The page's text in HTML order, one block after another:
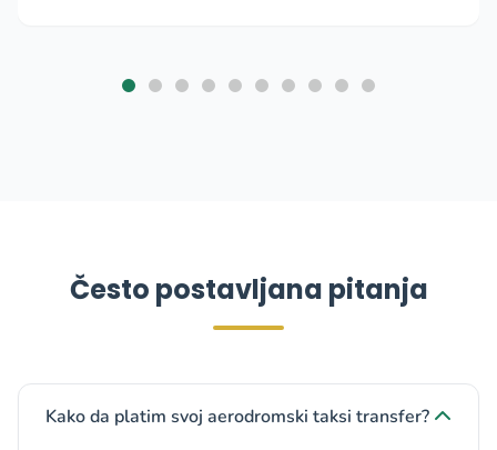
Često postavljana pitanja
Kako da platim svoj aerodromski taksi transfer?